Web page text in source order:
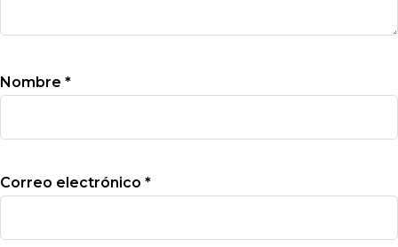
Nombre *
Correo electrónico *